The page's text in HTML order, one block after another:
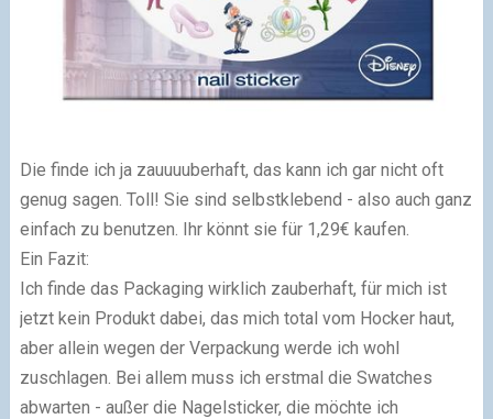
Die finde ich ja zauuuuberhaft, das kann ich gar nicht oft
genug sagen. Toll! Sie sind selbstklebend - also auch ganz
einfach zu benutzen. Ihr könnt sie für 1,29€ kaufen.
Ein Fazit:
Ich finde das Packaging wirklich zauberhaft, für mich ist
jetzt kein Produkt dabei, das mich total vom Hocker haut,
aber allein wegen der Verpackung werde ich wohl
zuschlagen. Bei allem muss ich erstmal die Swatches
abwarten - außer die Nagelsticker, die möchte ich